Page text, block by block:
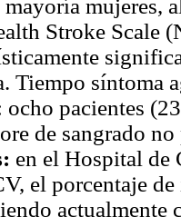
mayoría mujeres,
Stroke Scale
Tiempo síntoma
ocho pacientes
de sangrado
en el Hospital de
el porcentaje